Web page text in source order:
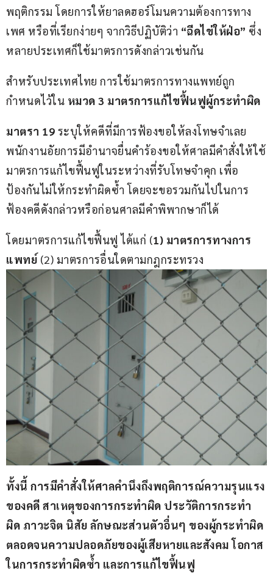
พฤติกรรม โดยการให้ยาลดฮอร์โมนความต้องการทาง
เพศ หรือที่เรียกง่ายๆ จากวิธีปฏิบัติว่า “ฉีดไข่ให้ฝ่อ” ซึ่ง
หลายประเทศก็ใช้มาตรการดังกล่าวเช่นกัน
สำหรับประเทศไทย การใช้มาตรการทางแพทย์ถูก
กำหนดไว้ใน หมวด 3 มาตรการแก้ไขฟื้นฟูผู้กระทำผิด
มาตรา 19 ระบุให้คดีที่มีการฟ้องขอให้ลงโทษจำเลย
พนักงานอัยการมีอำนาจยื่นคำร้องขอให้ศาลมีคำสั่งให้ใช้
มาตรการแก้ไขฟื้นฟูในระหว่างที่รับโทษจำคุก เพื่อ
ป้องกันไม่ให้กระทำผิดซ้ำ โดยจะขอรวมกันไปในการ
ฟ้องคดีดังกล่าวหรือก่อนศาลมีคำพิพากษาก็ได้
โดยมาตรการแก้ไขฟื้นฟู ได้แก่ (1) มาตรการทางการ
แพทย์ (2) มาตรการอื่นใดตามกฎกระทรวง
ทั้งนี้ การมีคำสั่งให้ศาลคำนึงถึงพฤติการณ์ความรุนแรง
ของคดี สาเหตุของการกระทำผิด ประวัติการกระทำ
ผิด ภาวะจิต นิสัย ลักษณะส่วนตัวอื่นๆ ของผู้กระทำผิด
ตลอดจนความปลอดภัยของผู้เสียหายและสังคม โอกาส
ในการกระทำผิดซ้ำ และการแก้ไขฟื้นฟู